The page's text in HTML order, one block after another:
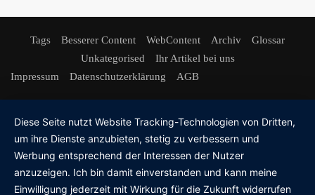
Tags Besserer Content WebContent Archiv
Glossar
Unkategorised
Ihr Artikel bei uns
Impressum
Datenschutzerklärung AGB
Diese Seite nutzt Website Tracking-Technologien von Dritten,
um ihre Dienste anzubieten, stetig zu verbessern und
Werbung entsprechend der Interessen der Nutzer
anzuzeigen. Ich bin damit einverstanden und kann meine
Einwilligung jederzeit mit Wirkung für die Zukunft widerrufen